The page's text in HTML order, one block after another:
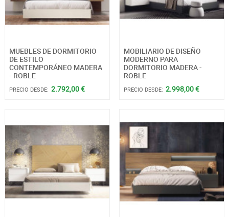
MUEBLES DE DORMITORIO
DE ESTILO
CONTEMPORÁNEO MADERA
- ROBLE
PRECIO DESDE: 2.792,00 €
MOBILIARIO DE DISEÑO
MODERNO PARA
DORMITORIO MADERA -
ROBLE
PRECIO DESDE: 2.998,00 €